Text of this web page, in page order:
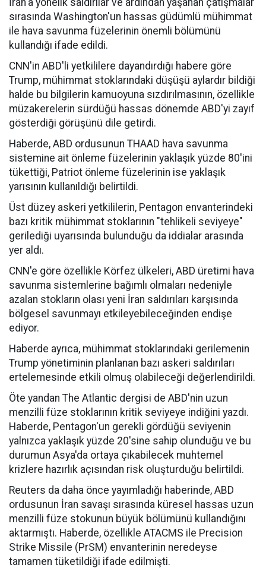
İran'a yönelik saldırılar ve ardından yaşanan çatışmalar
sırasında Washington'un hassas güdümlü mühimmat
ile hava savunma füzelerinin önemli bölümünü
kullandığı ifade edildi.
CNN'in ABD'li yetkililere dayandırdığı habere göre
Trump, mühimmat stoklarındaki düşüşü aylardır bildiği
halde bu bilgilerin kamuoyuna sızdırılmasının, özellikle
müzakerelerin sürdüğü hassas dönemde ABD'yi zayıf
gösterdiği görüşünü dile getirdi.
Haberde, ABD ordusunun THAAD hava savunma
sistemine ait önleme füzelerinin yaklaşık yüzde 80'ini
tükettiği, Patriot önleme füzelerinin ise yaklaşık
yarısının kullanıldığı belirtildi.
Üst düzey askeri yetkililerin, Pentagon envanterindeki
bazı kritik mühimmat stoklarının "tehlikeli seviyeye"
gerilediği uyarısında bulunduğu da iddialar arasında
yer aldı.
CNN'e göre özellikle Körfez ülkeleri, ABD üretimi hava
savunma sistemlerine bağımlı olmaları nedeniyle
azalan stokların olası yeni İran saldırıları karşısında
bölgesel savunmayı etkileyebileceğinden endişe
ediyor.
Haberde ayrıca, mühimmat stoklarındaki gerilemenin
Trump yönetiminin planlanan bazı askeri saldırıları
ertelemesinde etkili olmuş olabileceği değerlendirildi.
Öte yandan The Atlantic dergisi de ABD'nin uzun
menzilli füze stoklarının kritik seviyeye indiğini yazdı.
Haberde, Pentagon'un gerekli gördüğü seviyenin
yalnızca yaklaşık yüzde 20'sine sahip olunduğu ve bu
durumun Asya'da ortaya çıkabilecek muhtemel
krizlere hazırlık açısından risk oluşturduğu belirtildi.
Reuters da daha önce yayımladığı haberinde, ABD
ordusunun İran savaşı sırasında küresel hassas uzun
menzilli füze stokunun büyük bölümünü kullandığını
aktarmıştı. Haberde, özellikle ATACMS ile Precision
Strike Missile (PrSM) envanterinin neredeyse
tamamen tüketildiği ifade edilmişti.